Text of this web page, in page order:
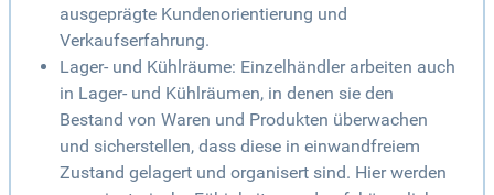
ausgeprägte Kundenorientierung und
Verkaufserfahrung.
Lager- und Kühlräume: Einzelhändler arbeiten auch
in Lager- und Kühlräumen, in denen sie den
Bestand von Waren und Produkten überwachen
und sicherstellen, dass diese in einwandfreiem
Zustand gelagert und organisert sind. Hier werden